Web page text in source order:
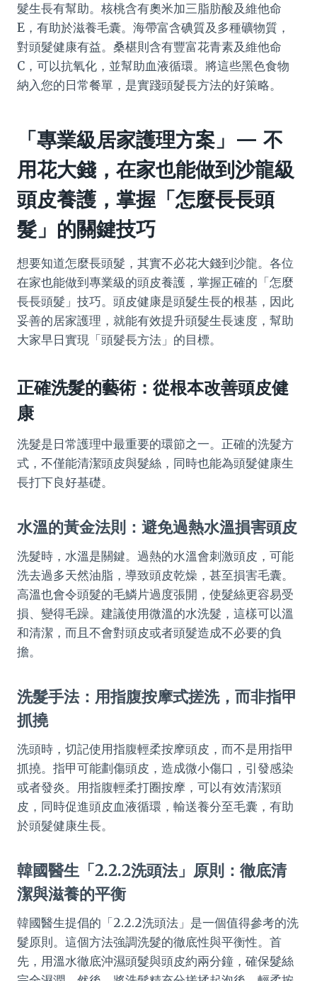
髮生長有幫助。核桃含有奧米加三脂肪酸及維他命
E，有助於滋養毛囊。海帶富含碘質及多種礦物質，
對頭髮健康有益。桑椹則含有豐富花青素及維他命
C，可以抗氧化，並幫助血液循環。將這些黑色食物
納入您的日常餐單，是實踐頭髮長方法的好策略。
「專業級居家護理方案」— 不
用花大錢，在家也能做到沙龍級
頭皮養護，掌握「怎麼長長頭
髮」的關鍵技巧
想要知道怎麼長頭髮，其實不必花大錢到沙龍。各位
在家也能做到專業級的頭皮養護，掌握正確的「怎麼
長長頭髮」技巧。頭皮健康是頭髮生長的根基，因此
妥善的居家護理，就能有效提升頭髮生長速度，幫助
大家早日實現「頭髮長方法」的目標。
正確洗髮的藝術：從根本改善頭皮健
康
洗髮是日常護理中最重要的環節之一。正確的洗髮方
式，不僅能清潔頭皮與髮絲，同時也能為頭髮健康生
長打下良好基礎。
水溫的黃金法則：避免過熱水溫損害頭皮
洗髮時，水溫是關鍵。過熱的水溫會刺激頭皮，可能
洗去過多天然油脂，導致頭皮乾燥，甚至損害毛囊。
高溫也會令頭髮的毛鱗片過度張開，使髮絲更容易受
損、變得毛躁。建議使用微溫的水洗髮，這樣可以溫
和清潔，而且不會對頭皮或者頭髮造成不必要的負
擔。
洗髮手法：用指腹按摩式搓洗，而非指甲
抓撓
洗頭時，切記使用指腹輕柔按摩頭皮，而不是用指甲
抓撓。指甲可能劃傷頭皮，造成微小傷口，引發感染
或者發炎。用指腹輕柔打圈按摩，可以有效清潔頭
皮，同時促進頭皮血液循環，輸送養分至毛囊，有助
於頭髮健康生長。
韓國醫生「2.2.2洗頭法」原則：徹底清
潔與滋養的平衡
韓國醫生提倡的「2.2.2洗頭法」是一個值得參考的洗
髮原則。這個方法強調洗髮的徹底性與平衡性。首
先，用溫水徹底沖濕頭髮與頭皮約兩分鐘，確保髮絲